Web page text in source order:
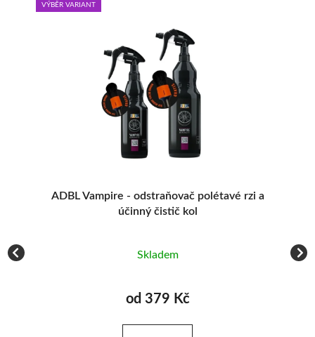
VÝBĚR VARIANT
ADBL Vampire - odstraňovač polétavé rzi a
účinný čistič kol
Skladem
od 379 Kč